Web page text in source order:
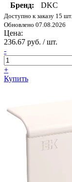
Бренд:
DKC
Доступно к заказу 15 шт.
Обновлено 07.08.2026
Цена:
236.67 руб. / шт.
-
+
Купить